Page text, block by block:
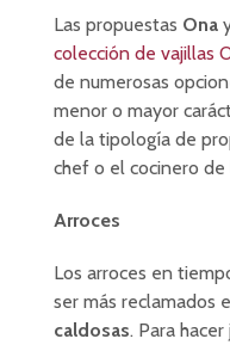
Las propuestas Ona
colección de vajillas
de numerosas
menor o mayor
de la tipología de
chef o el cocinero de
Arroces
Los arroces en
ser más reclamados
caldosas. Para